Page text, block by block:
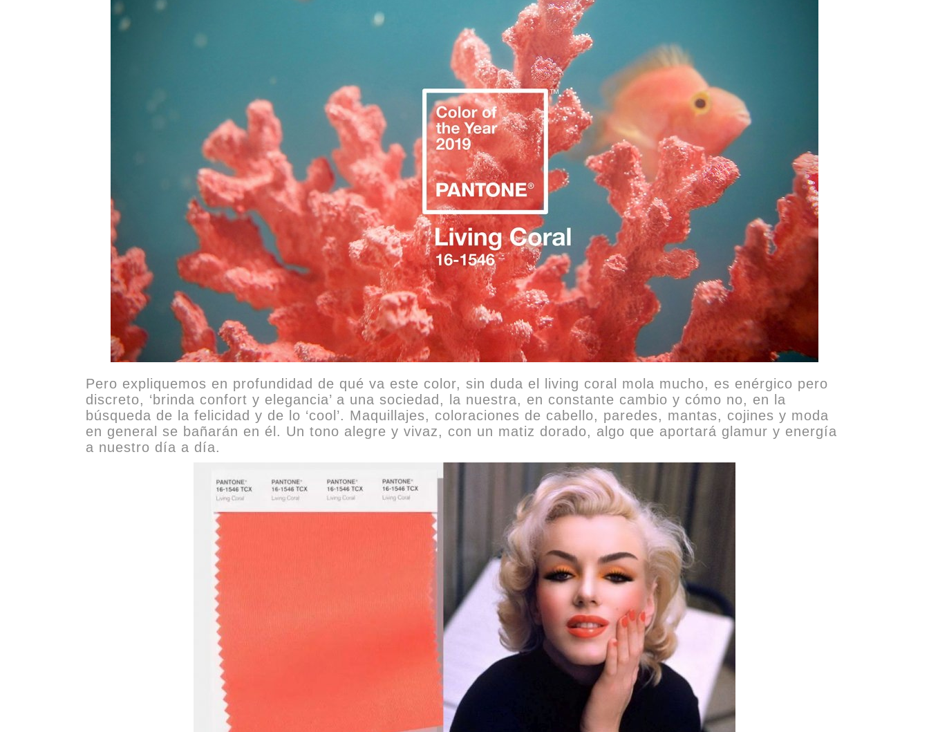
Pero expliquemos en profundidad de qué va este color, sin duda el living coral mola mucho, es enérgico pero
discreto, ‘brinda confort y elegancia’ a una sociedad, la nuestra, en constante cambio y cómo no, en la
búsqueda de la felicidad y de lo ‘cool’. Maquillajes, coloraciones de cabello, paredes, mantas, cojines y moda
en general se bañarán en él. Un tono alegre y vivaz, con un matiz dorado, algo que aportará glamur y energía
a nuestro día a día.